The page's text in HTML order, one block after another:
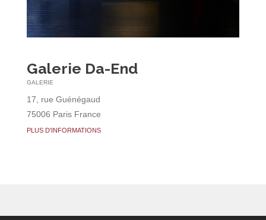
Galerie Da-End
GALERIE
17, rue Guénégaud
75006 Paris France
PLUS D'INFORMATIONS